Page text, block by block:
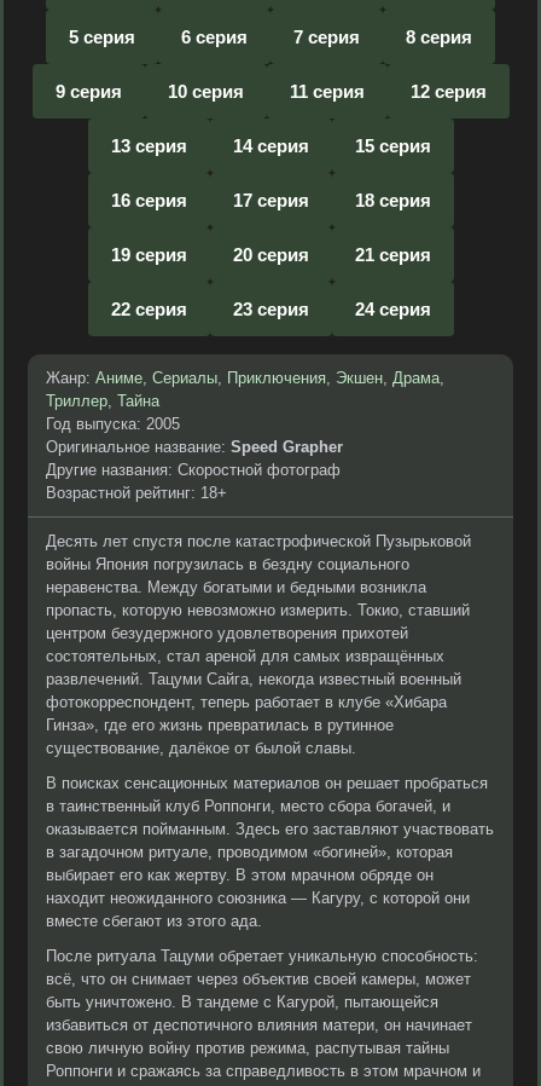
5 серия 6 серия 7 серия 8 серия
9 серия 10 серия 11 серия 12 серия
13 серия 14 серия 15 серия
16 серия 17 серия 18 серия
19 серия 20 серия 21 серия
22 серия 23 серия 24 серия
Жанр: Аниме, Сериалы, Приключения, Экшен, Драма,
Триллер, Тайна
Год выпуска: 2005
Оригинальное название: Speed Grapher
Другие названия: Скоростной фотограф
Возрастной рейтинг: 18+
Десять лет спустя после катастрофической Пузырьковой
войны Япония погрузилась в бездну социального
неравенства. Между богатыми и бедными возникла
пропасть, которую невозможно измерить. Токио, ставший
центром безудержного удовлетворения прихотей
состоятельных, стал ареной для самых извращённых
развлечений. Тацуми Сайга, некогда известный военный
фотокорреспондент, теперь работает в клубе «Хибара
Гинза», где его жизнь превратилась в рутинное
существование, далёкое от былой славы.
В поисках сенсационных материалов он решает пробраться
в таинственный клуб Роппонги, место сбора богачей, и
оказывается пойманным. Здесь его заставляют участвовать
в загадочном ритуале, проводимом «богиней», которая
выбирает его как жертву. В этом мрачном обряде он
находит неожиданного союзника — Кагуру, с которой они
вместе сбегают из этого ада.
После ритуала Тацуми обретает уникальную способность:
всё, что он снимает через объектив своей камеры, может
быть уничтожено. В тандеме с Кагурой, пытающейся
избавиться от деспотичного влияния матери, он начинает
свою личную войну против режима, распутывая тайны
Роппонги и сражаясь за справедливость в этом мрачном и